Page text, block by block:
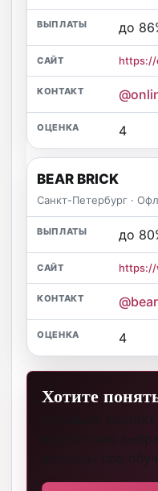
до
https://
4
BEAR BRICK
Санкт-Петербург ·
до
https://
4
Хотите
Оставьте
достаточно
вопросы про